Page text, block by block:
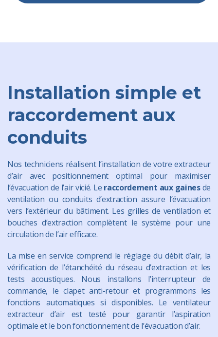
Installation simple et
raccordement aux
conduits
Nos techniciens réalisent l’installation de votre extracteur
d’air avec positionnement optimal pour maximiser
l’évacuation de l’air vicié. Le raccordement aux gainesde
ventilation ou conduits d’extraction assure l’évacuation
vers l’extérieur du bâtiment. Les grilles de ventilation et
bouches d’extraction complètent le système pour une
circulation de l’air efficace.
La mise en service comprend le réglage du débit d’air, la
vérification de l’étanchéité du réseau d’extraction et les
tests acoustiques. Nous installons l’interrupteur de
commande, le clapet anti-retour et programmons les
fonctions automatiques si disponibles. Le ventilateur
extracteur d’air est testé pour garantir l’aspiration
optimale et le bon fonctionnement de l’évacuation d’air.